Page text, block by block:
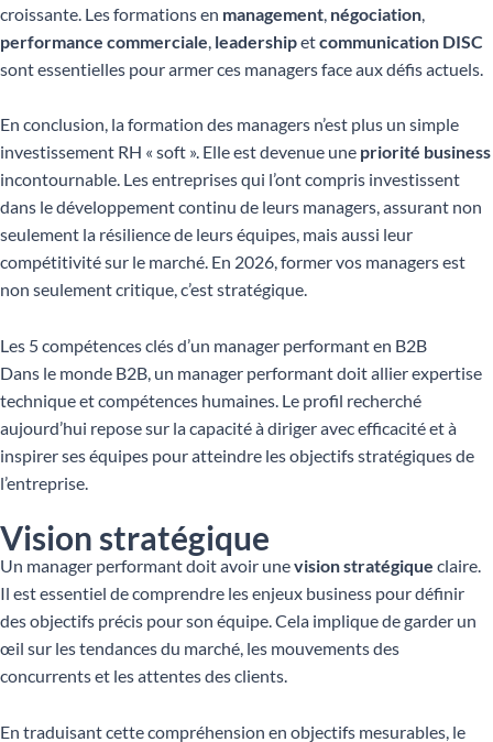
croissante. Les formations en management négociation
performance commerciale leadershipetcommunication DISC
sont essentielles pour armer ces managers face aux défis actuels.
En conclusion, la formation des managers n’est plus un simple
investissement RH « soft ». Elle est devenue une priorité business
incontournable. Les entreprises qui l’ont compris investissent
dans le développement continu de leurs managers, assurant non
seulement la résilience de leurs équipes, mais aussi leur
compétitivité sur le marché. En 2026, former vos managers est
non seulement critique, c’est stratégique.
Les 5 compétences clés d’un manager performant en B2B
Dans le monde B2B, un manager performant doit allier expertise
technique et compétences humaines. Le profil recherché
aujourd’hui repose sur la capacité à diriger avec efficacité et à
inspirer ses équipes pour atteindre les objectifs stratégiques de
l’entreprise.
Vision stratégique
Un manager performant doit avoir unevision stratégique claire.
Il est essentiel de comprendre les enjeux business pour définir
des objectifs précis pour son équipe. Cela implique de garder un
œil sur les tendances du marché, les mouvements des
concurrents et les attentes des clients.
En traduisant cette compréhension en objectifs mesurables, le